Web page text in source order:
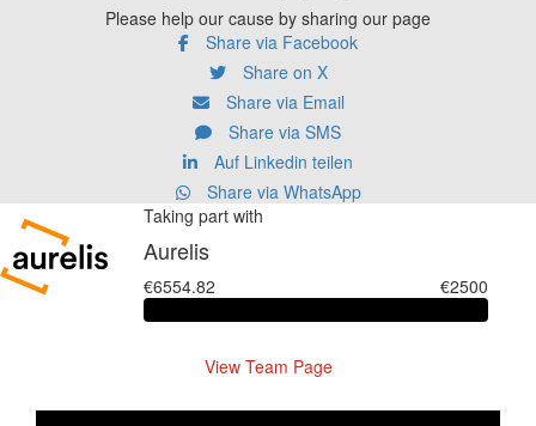
Please help our cause by sharing our page
Share via Facebook
Share on X
Share via Email
Share via SMS
Auf Linkedin teilen
Share via WhatsApp
Taking part with
Aurelis
€6554.82 €2500
View Team Page